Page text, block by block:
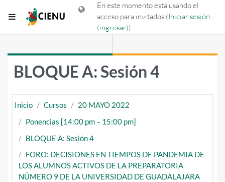
Saltar al contenido principal
Pánel lateral
En este momento está usando el
acceso para invitados (Iniciar sesión
(ingresar))
BLOQUE A: Sesión 4
Inicio Cursos
20 MAYO 2022
Ponencias [14:00 pm – 15:00 pm]
BLOQUE A: Sesión 4
FORO: DECISIONES EN TIEMPOS DE PANDEMIA DE
LOS ALUMNOS ACTIVOS DE LA PREPARATORIA
NÚMERO 9 DE LA UNIVERSIDAD DE GUADALAJARA